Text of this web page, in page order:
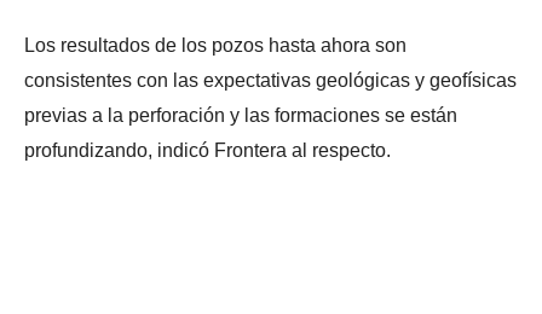
Los resultados de los pozos hasta ahora son
consistentes con las expectativas geológicas y geofísicas
previas a la perforación y las formaciones se están
profundizando, indicó Frontera al respecto.